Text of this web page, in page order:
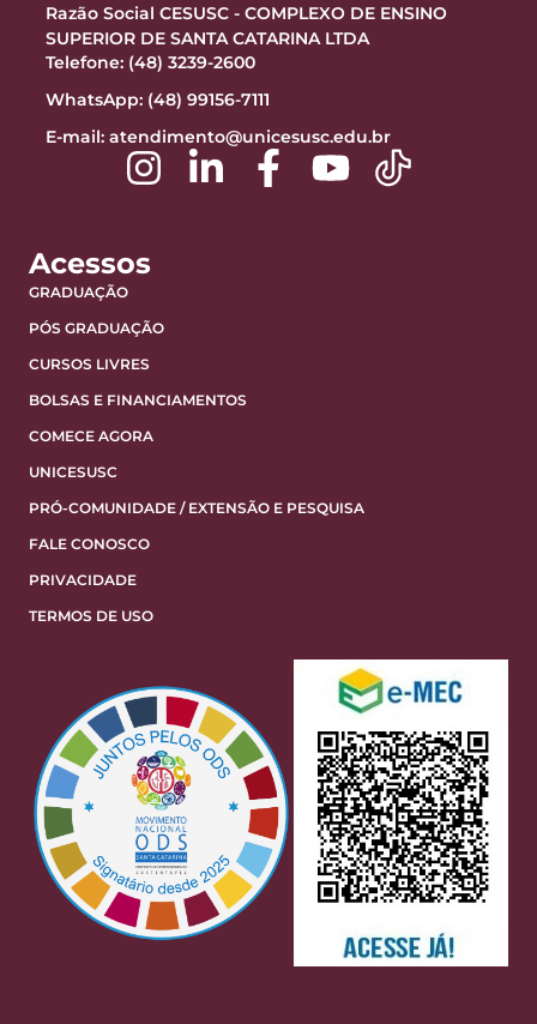
Razão Social CESUSC - COMPLEXO DE ENSINO
SUPERIOR DE SANTA CATARINA LTDA
Telefone: (48) 3239-2600
WhatsApp: (48) 99156-7111
E-mail: atendimento@unicesusc.edu.br
Acessos
GRADUAÇÃO
PÓS GRADUAÇÃO
CURSOS LIVRES
BOLSAS E FINANCIAMENTOS
COMECE AGORA
UNICESUSC
PRÓ-COMUNIDADE / EXTENSÃO E PESQUISA
FALE CONOSCO
PRIVACIDADE
TERMOS DE USO